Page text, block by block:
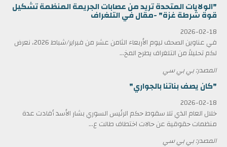
"الولايات المتحدة تريد من عصابات الجريمة المنظمة تشكيل
قوة شرطة غزة" -مقال في التلغراف
2026-02-18
في عناوين الصحف ليوم الأربعاء الثامن عشر من فبراير/شباط 2026، نعرض
لكم تحليلاً من التلغراف يطرح المخ...
المصدر: بي بي سي
"كان يصف بناتنا بالجواري"
2026-02-18
خلال العام الذي تلا سقوط حكم الرئيس السوري بشار الأسد أفادت عدة
منظمات حقوقية عن حالات اختطاف طالت ع...
المصدر: بي بي سي